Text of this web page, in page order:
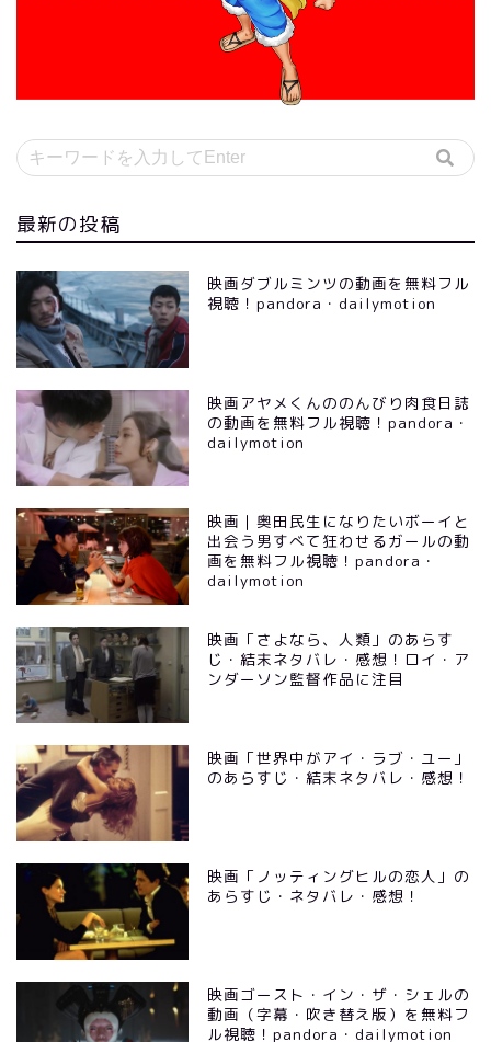
最新の投稿
映画ダブルミンツの動画を無料フル
視聴！pandora・dailymotion
映画アヤメくんののんびり肉食日誌
の動画を無料フル視聴！pandora・
dailymotion
映画｜奥田民生になりたいボーイと
出会う男すべて狂わせるガールの動
画を無料フル視聴！pandora・
dailymotion
映画「さよなら、人類」のあらす
じ・結末ネタバレ・感想！ロイ・ア
ンダーソン監督作品に注目
映画「世界中がアイ・ラブ・ユー」
のあらすじ・結末ネタバレ・感想！
映画「ノッティングヒルの恋人」の
あらすじ・ネタバレ・感想！
映画ゴースト・イン・ザ・シェルの
動画（字幕・吹き替え版）を無料フ
ル視聴！pandora・dailymotion